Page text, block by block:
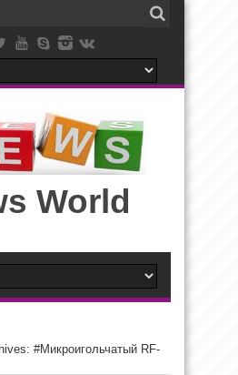
World
#Микроигольчатый RF-